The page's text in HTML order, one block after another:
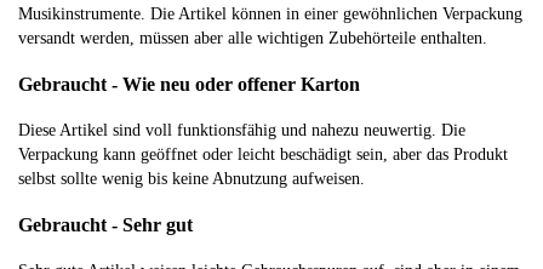
Musikinstrumente. Die Artikel können in einer gewöhnlichen Verpackung
versandt werden, müssen aber alle wichtigen Zubehörteile enthalten.
Gebraucht - Wie neu oder offener Karton
Diese Artikel sind voll funktionsfähig und nahezu neuwertig. Die
Verpackung kann geöffnet oder leicht beschädigt sein, aber das Produkt
selbst sollte wenig bis keine Abnutzung aufweisen.
Gebraucht - Sehr gut